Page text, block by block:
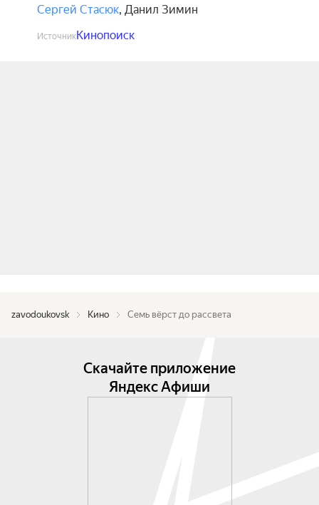
Сергей Стасюк, Данил Зимин
ИсточникКинопоиск
zavodoukovsk Кино Семь вёрст до рассвета
Скачайте приложение
Яндекс Афиши